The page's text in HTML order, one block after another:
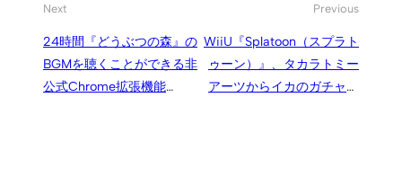
Next
24時間『どうぶつの森』の
BGMを聴くことができる非
公式Chrome拡張機能
Previous
WiiU『Splatoon（スプラト
ゥーン）』、タカラトミー
アーツからイカのガチャが